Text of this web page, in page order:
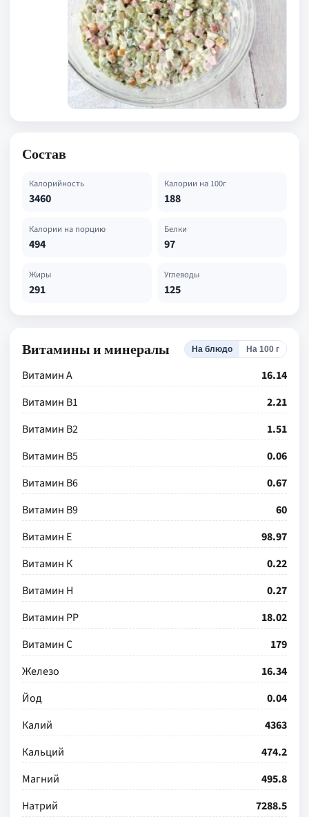
Состав
Калорийность
3460
Калории на 100г
188
Калории на порцию
494
Белки
97
Жиры
291
Углеводы
125
Витамины и минералы На блюдо На 100 г
Витамин А
16.14
Витамин В1
2.21
Витамин В2
1.51
Витамин В5
0.06
Витамин В6
0.67
Витамин В9
60
Витамин Е
98.97
Витамин К
0.22
Витамин Н
0.27
Витамин РР
18.02
Витамин С
179
Железо
16.34
Йод
0.04
Калий
4363
Кальций
474.2
Магний
495.8
Натрий
7288.5